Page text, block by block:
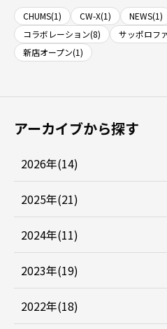
CHUMS(1) CW-X(1) NEWS(1)
コラボレーション(8)
サッポロフ
新店オープン(1)
アーカイブから探す
2026年(14)
2025年(21)
2024年(11)
2023年(19)
2022年(18)